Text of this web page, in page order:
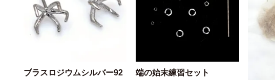
ブラスロジウムシルバー92
端の始末練習セット